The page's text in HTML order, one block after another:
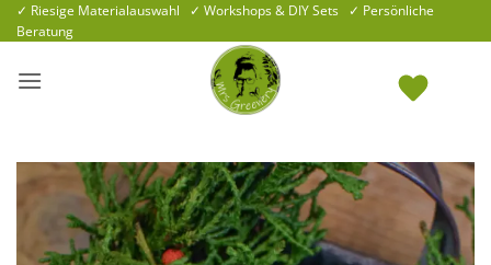
Zum
Inhalt
✓ Riesige Materialauswahl ✓ Workshops & DIY Sets ✓ Persönliche
Beratung